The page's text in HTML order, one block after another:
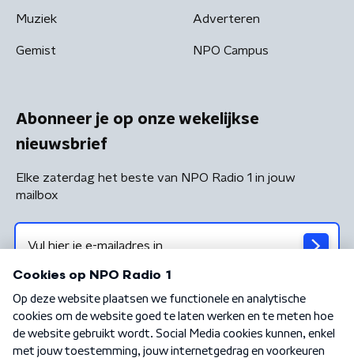
Muziek
Gemist
Adverteren
NPO Campus
Abonneer je op onze wekelijkse
nieuwsbrief
Elke zaterdag het beste van NPO Radio 1 in jouw
mailbox
Algemene voorwaarden